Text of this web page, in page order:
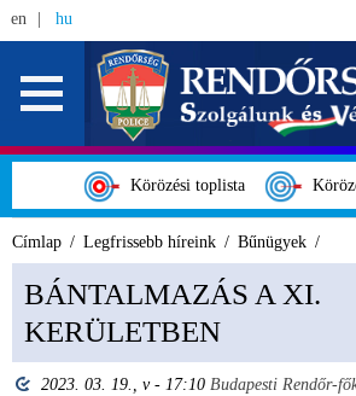
en hu
Körözési toplista
Címlap Legfrissebb híreink Bűnügyek
BÁNTALMAZÁS A XI.
KERÜLETBEN
2023. 03. 19., v - 17:10 Budapesti Rendőr-